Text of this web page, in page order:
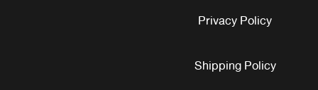
Privacy Policy
Shipping Policy